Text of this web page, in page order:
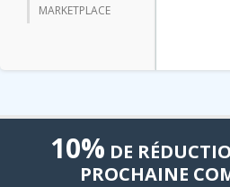
MARKETPLACE
10% DE
PROCHAINE